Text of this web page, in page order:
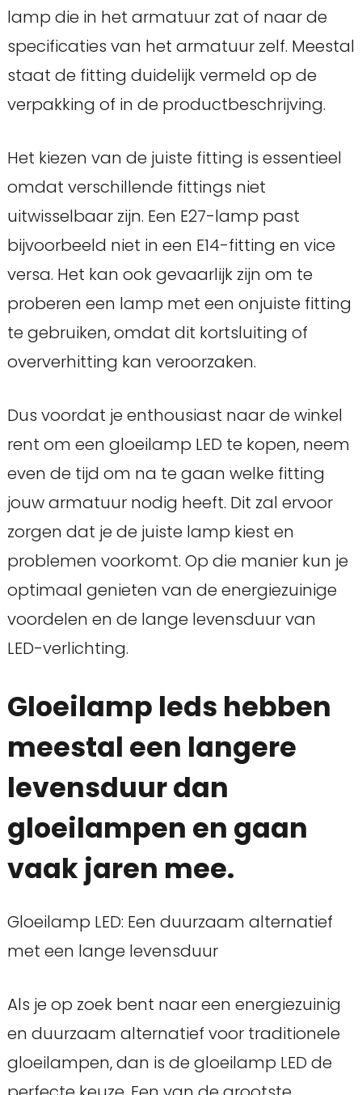
lamp die in het armatuur zat of naar de
specificaties van het armatuur zelf. Meestal
staat de fitting duidelijk vermeld op de
verpakking of in de productbeschrijving.
Het kiezen van de juiste fitting is essentieel
omdat verschillende fittings niet
uitwisselbaar zijn. Een E27-lamp past
bijvoorbeeld niet in een E14-fitting en vice
versa. Het kan ook gevaarlijk zijn om te
proberen een lamp met een onjuiste fitting
te gebruiken, omdat dit kortsluiting of
oververhitting kan veroorzaken.
Dus voordat je enthousiast naar de winkel
rent om een gloeilamp LED te kopen, neem
even de tijd om na te gaan welke fitting
jouw armatuur nodig heeft. Dit zal ervoor
zorgen dat je de juiste lamp kiest en
problemen voorkomt. Op die manier kun je
optimaal genieten van de energiezuinige
voordelen en de lange levensduur van
LED-verlichting.
Gloeilamp leds hebben
meestal een langere
levensduur dan
gloeilampen en gaan
vaak jaren mee.
Gloeilamp LED: Een duurzaam alternatief
met een lange levensduur
Als je op zoek bent naar een energiezuinig
en duurzaam alternatief voor traditionele
gloeilampen, dan is de gloeilamp LED de